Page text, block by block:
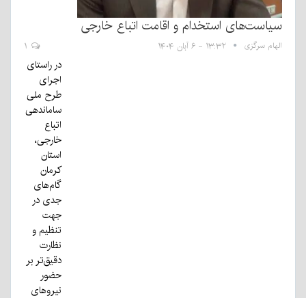
سیاست‌های استخدام و اقامت اتباع خارجی
الهام سرگزی ۱۳:۳۲ - ۶ آبان ۱۴۰۴
در راستای
اجرای
طرح ملی
ساماندهی
اتباع
خارجی،
استان
کرمان
گام‌های
جدی در
جهت
تنظیم و
نظارت
دقیق‌تر بر
حضور
نیروهای